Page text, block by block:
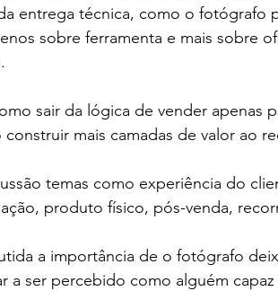
entrega técnica, como o fotógrafo
sobre ferramenta e mais sobre
sair da lógica de vender apenas
construir mais camadas de valor ao
temas como experiência do
produto físico, pós-venda,
a importância de o fotógrafo
a ser percebido como alguém